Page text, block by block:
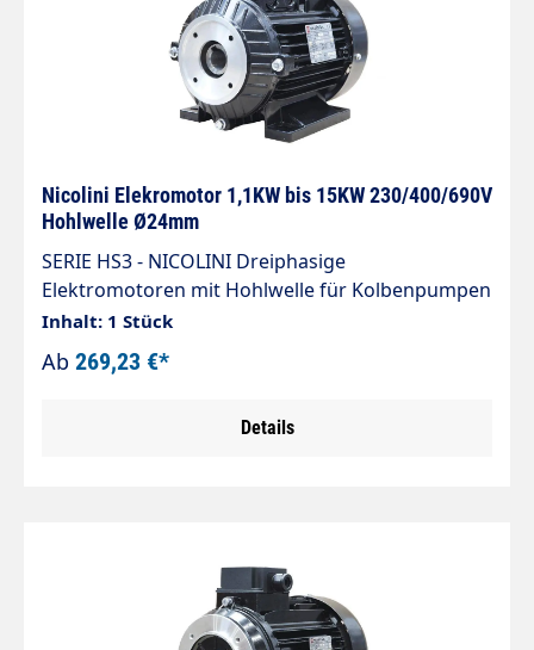
Nicolini Elekromotor 1,1KW bis 15KW 230/400/690V
Hohlwelle Ø24mm
SERIE HS3 - NICOLINI Dreiphasige
Elektromotoren mit Hohlwelle für Kolbenpumpen
Die Elektromotoren mit Hohlwelle wurden so
hergestellt, dass sie direkt mit der Kupplung der
Kolbenpumpen zusammenpassen. Nicolini &
Ausführung und hochpräziser
Geringerer Lagerverschleiß Dauerhafte
effiziente Drehmomentübertragung, beseitigt
Inhalt: 1 Stück
Ab 269,23 €*
Details